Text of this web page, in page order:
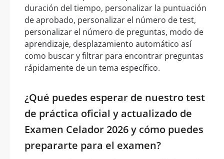
duración del tiempo, personalizar la puntuación
de aprobado, personalizar el número de test,
personalizar el número de preguntas, modo de
aprendizaje, desplazamiento automático así
como buscar y filtrar para encontrar preguntas
rápidamente de un tema específico.
¿Qué puedes esperar de nuestro test
de práctica oficial y actualizado de
Examen Celador 2026 y cómo puedes
prepararte para el examen?